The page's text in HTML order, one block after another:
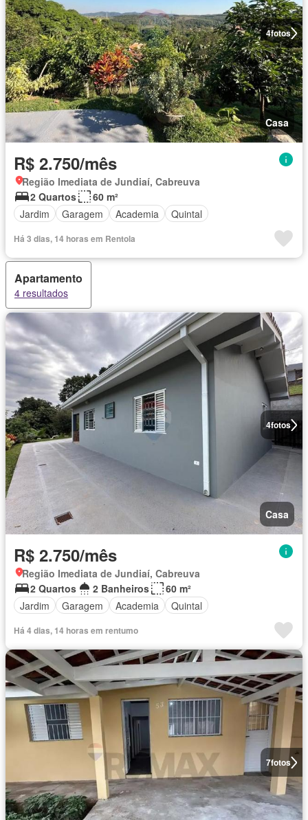
4fotos
Casa
R$ 2.750/mês
Região Imediata de Jundiaí, Cabreuva
2 Quartos
60 m²
Jardim
Garagem Academia Quintal
Há 3 dias, 14 horas em Rentola
Apartamento
4 resultados
4fotos
Casa
R$ 2.750/mês
Região Imediata de Jundiaí, Cabreuva
2 Quartos
2 Banheiros
60 m²
Jardim
Garagem Academia Quintal
Há 4 dias, 14 horas em rentumo
7fotos